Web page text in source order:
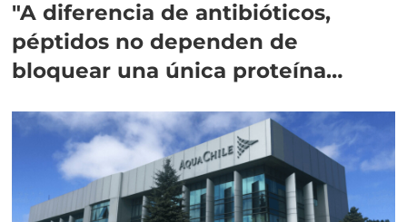
"A diferencia de antibióticos,
péptidos no dependen de
bloquear una única proteína